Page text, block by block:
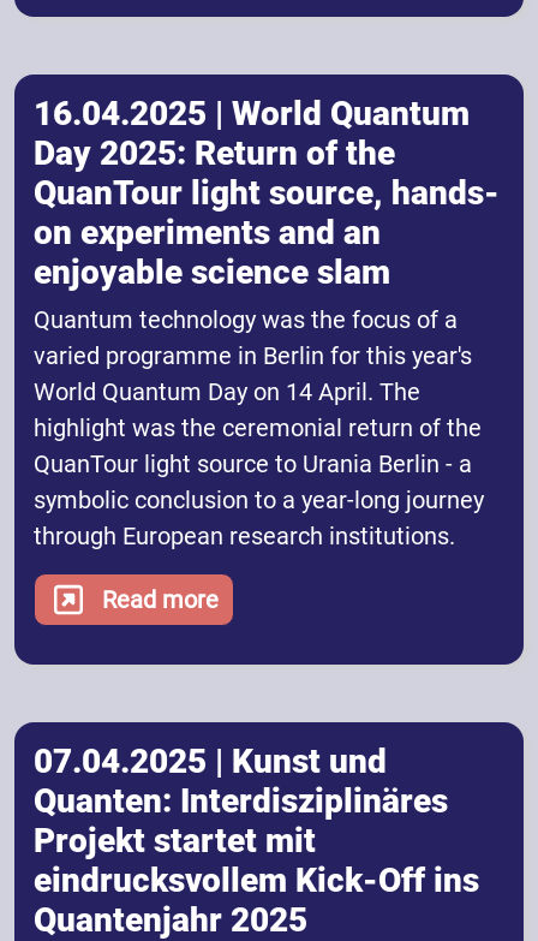
16.04.2025 | World Quantum
Day 2025: Return of the
QuanTour light source, hands-
on experiments and an
enjoyable science slam
Quantum technology was the focus of a
varied programme in Berlin for this year's
World Quantum Day on 14 April. The
highlight was the ceremonial return of the
QuanTour light source to Urania Berlin - a
symbolic conclusion to a year-long journey
through European research institutions.
Read more
07.04.2025 | Kunst und
Quanten: Interdisziplinäres
Projekt startet mit
eindrucksvollem Kick-Off ins
Quantenjahr 2025